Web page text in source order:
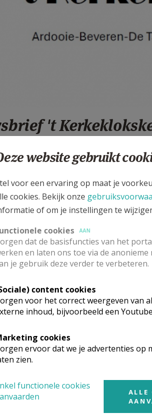
't
beleefde aan 't Kerkeklokske!
ontvangen?
2025!
eenheid.
website gebruikt
voor een ervaring op maat je
cookies. Bekijk onze
of om je instellingen te
cookies
AAN
dat de basisfuncties van het
en laten ons toe via de
je gebruik deze verder te verbeteren.
content cookies
voor het correct weergeven van
inhoud, bijvoorbeeld een
cookies
ervoor dat we je advertenties op
zien.
functionele cookies
ALLE